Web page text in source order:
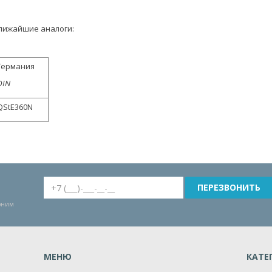
аналоги:
МЕНЮ